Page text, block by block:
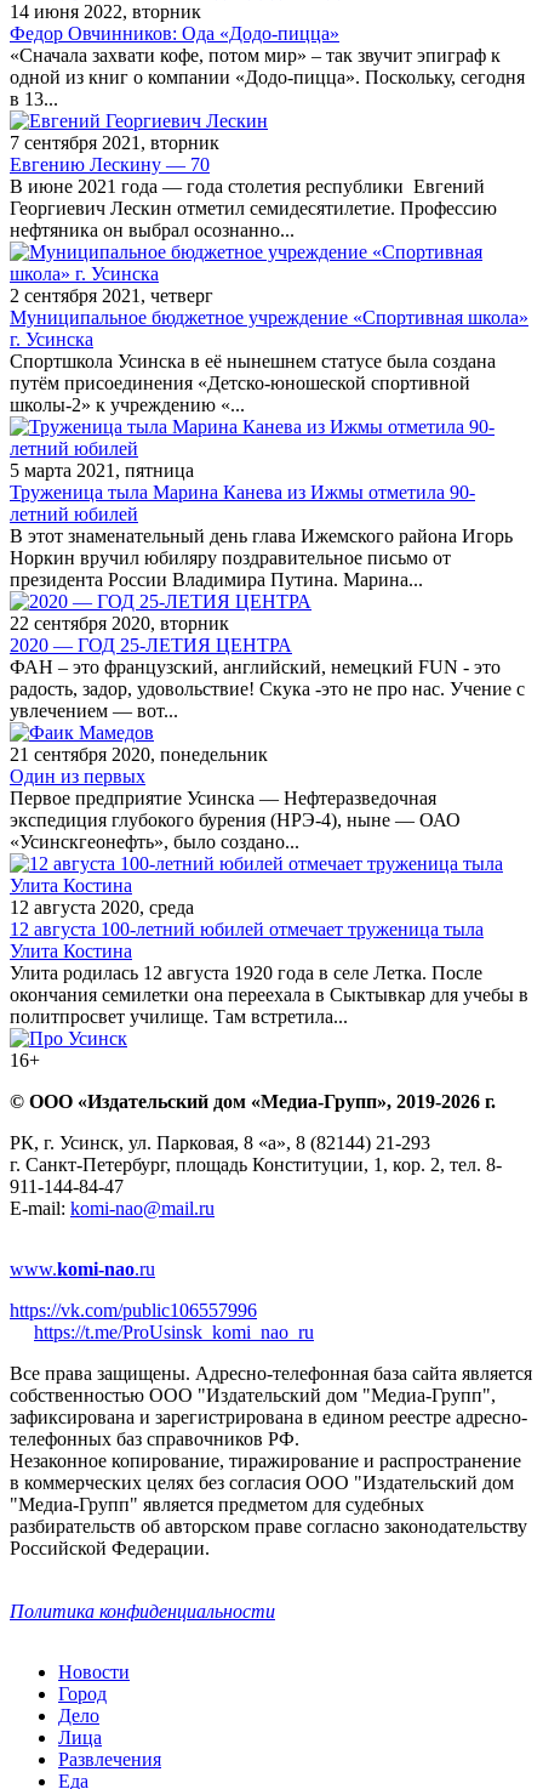
14 июня 2022, вторник
Федор Овчинников: Ода «Додо-пицца»
«Сначала захвати кофе, потом мир» – так звучит эпиграф к
одной из книг о компании «Додо-пицца». Поскольку, сегодня
в 13...
7 сентября 2021, вторник
Евгению Лескину — 70
В июне 2021 года — года столетия республики Евгений
Георгиевич Лескин отметил семидесятилетие. Профессию
нефтяника он выбрал осознанно...
2 сентября 2021, четверг
Муниципальное бюджетное учреждение «Спортивная школа»
г. Усинска
Спортшкола Усинска в её нынешнем статусе была создана
путём присоединения «Детско-юношеской спортивной
школы-2» к учреждению «...
5 марта 2021, пятница
Труженица тыла Марина Канева из Ижмы отметила 90-
летний юбилей
В этот знаменательный день глава Ижемского района Игорь
Норкин вручил юбиляру поздравительное письмо от
президента России Владимира Путина. Марина...
22 сентября 2020, вторник
2020 — ГОД 25-ЛЕТИЯ ЦЕНТРА
ФАН – это французский, английский, немецкий FUN - это
радость, задор, удовольствие! Скука -это не про нас. Учение с
увлечением — вот...
21 сентября 2020, понедельник
Один из первых
Первое предприятие Усинска — Нефтеразведочная
экспедиция глубокого бурения (НРЭ-4), ныне — ОАО
«Усинскгеонефть», было создано...
12 августа 2020, среда
12 августа 100-летний юбилей отмечает труженица тыла
Улита Костина
Улита родилась 12 августа 1920 года в селе Летка. После
окончания семилетки она переехала в Сыктывкар для учебы в
политпросвет училище. Там встретила...
16+
© ООО «Издательский дом «Медиа-Групп», 2019-2026 г.
РК, г. Усинск, ул. Парковая, 8 «а», 8 (82144) 21-293
г. Санкт-Петербург, площадь Конституции, 1, кор. 2, тел. 8-
911-144-84-47
E-mail: komi-nao@mail.ru
www.komi-nao.ru
https://vk.com/public106557996
https://t.me/ProUsinsk_komi_nao_ru
Все права защищены. Адресно-телефонная база сайта является
собственностью ООО "Издательский дом "Медиа-Групп",
зафиксирована и зарегистрирована в едином реестре адресно-
телефонных баз справочников РФ.
Незаконное копирование, тиражирование и распространение
в коммерческих целях без согласия ООО "Издательский дом
"Медиа-Групп" является предметом для судебных
разбирательств об авторском праве согласно законодательству
Российской Федерации.
Политика конфиденциальности
Новости
Город
Дело
Лица
Развлечения
Еда